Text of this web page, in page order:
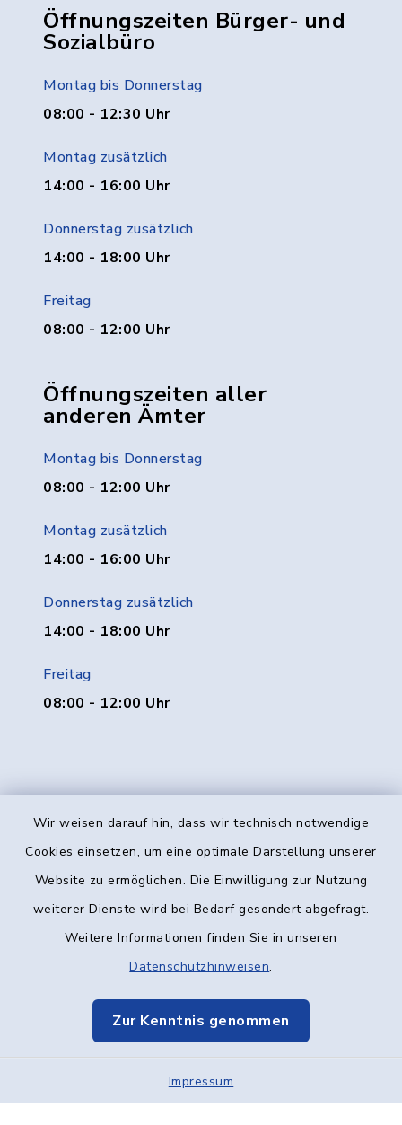
Wir weisen darauf hin, dass wir technisch notwendige
Cookies einsetzen, um eine optimale Darstellung unserer
Website zu ermöglichen. Die Einwilligung zur Nutzung
weiterer Dienste wird bei Bedarf gesondert abgefragt.
Weitere Informationen finden Sie in unseren
Datenschutzhinweisen.
Zur Kenntnis genommen
Impressum
Öffnungszeiten Bürger- und
Sozialbüro
Montag bis Donnerstag
08:00 - 12:30 Uhr
Montag zusätzlich
14:00 - 16:00 Uhr
Donnerstag zusätzlich
14:00 - 18:00 Uhr
Freitag
08:00 - 12:00 Uhr
Öffnungszeiten aller
anderen Ämter
Montag bis Donnerstag
08:00 - 12:00 Uhr
Montag zusätzlich
14:00 - 16:00 Uhr
Donnerstag zusätzlich
14:00 - 18:00 Uhr
Freitag
08:00 - 12:00 Uhr
Kontakt
Datenschutz
Elektronische Kommunikation
Sitemap